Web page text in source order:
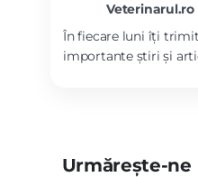
Veterinarul.ro
În fiecare luni îți
importante știri și
Urmărește-ne